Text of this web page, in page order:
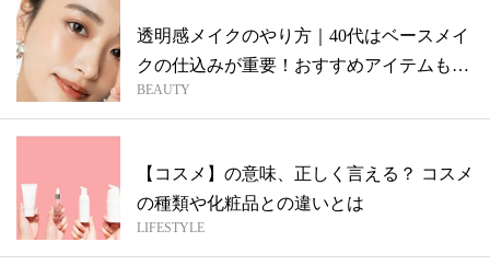
透明感メイクのやり方｜40代はベースメイ
クの仕込みが重要！おすすめアイテムも紹
介
BEAUTY
【コスメ】の意味、正しく言える？ コスメ
の種類や化粧品との違いとは
LIFESTYLE